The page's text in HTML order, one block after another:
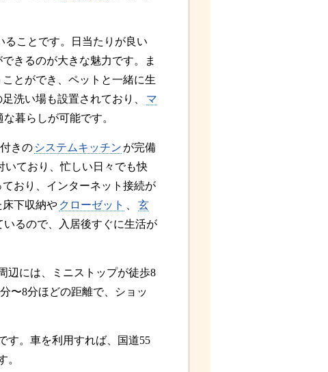
ることです。日当たりが良い
きるのが大きな魅力です。ま
とができ、ペットと一緒に生
洗い場も設置されており、
マ
暮らしが可能です。
きの システムキッチン が完備
いており、忙しい日々でも快
おり、インターネット接続が
下収納や クローゼット
玄
るので、入居後すぐに生活が
辺には、ミニストップが徒歩8
〜8分ほどの距離で、ショッ
す。車を利用すれば、国道55
。